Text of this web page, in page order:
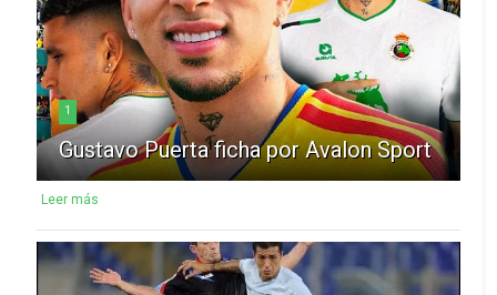
1
Gustavo Puerta ficha por Avalon Sport
Leer más